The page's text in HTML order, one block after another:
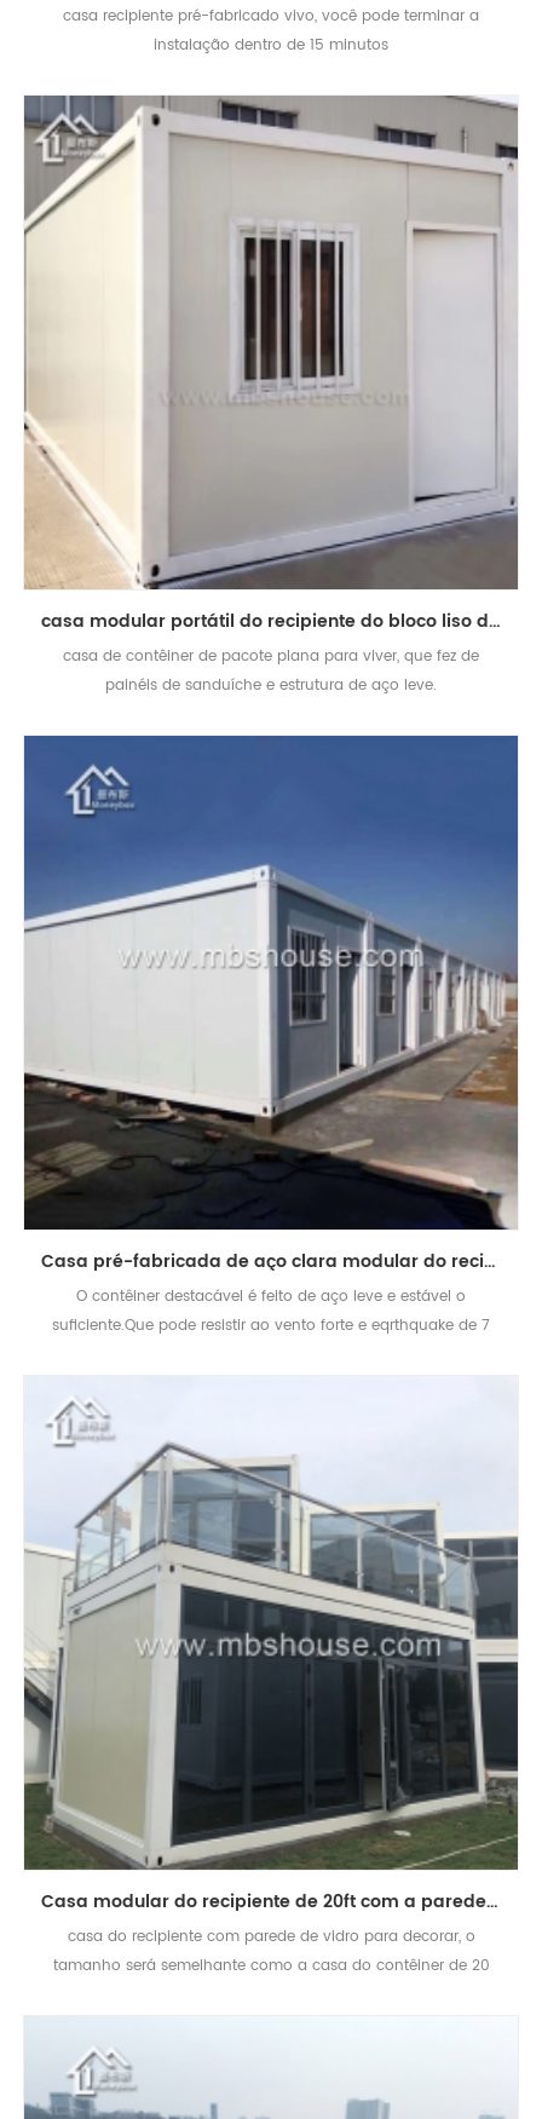
casa recipiente pré-fabricado vivo, você pode terminar a
instalação dentro de 15 minutos
casa modular portátil do recipiente do bloco liso do painel de sanduíche
casa de contêiner de pacote plana para viver, que fez de
painéis de sanduíche e estrutura de aço leve.
Casa pré-fabricada de aço clara modular do recipiente para a casa viva
O contêiner destacável é feito de aço leve e estável o
suficiente.Que pode resistir ao vento forte e eqrthquake de 7
Casa modular do recipiente de 20ft com a parede de vidro para o escritório
casa do recipiente com parede de vidro para decorar, o
tamanho será semelhante como a casa do contêiner de 20